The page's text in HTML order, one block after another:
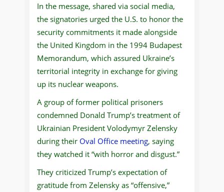
In the message, shared via social media,
the signatories urged the U.S. to honor the
security commitments it made alongside
the United Kingdom in the 1994 Budapest
Memorandum, which assured Ukraine’s
territorial integrity in exchange for giving
up its nuclear weapons.
A group of former political prisoners
condemned Donald Trump’s treatment of
Ukrainian President Volodymyr Zelensky
during their Oval Office meeting, saying
they watched it “with horror and disgust.”
They criticized Trump’s expectation of
gratitude from Zelensky as “offensive,”